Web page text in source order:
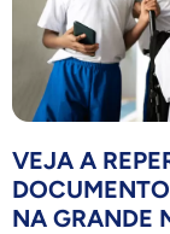
VEJA A
NA GRANDE